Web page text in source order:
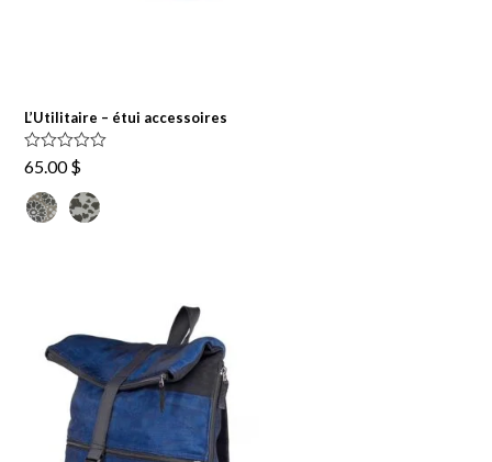
L’Utilitaire – étui accessoires
Note5.00
sur 5
65.00$